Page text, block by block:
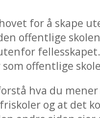
for å skape
offentlige
offentlige
hva du
og at det